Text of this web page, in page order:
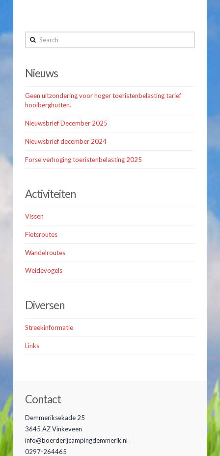
Search
Nieuws
Geen uitzondering voor hoger toeristenbelasting tarief
hooiberghutten.
Nieuwsbrief December 2025
Nieuwsbrief december 2024
Forse verhoging toeristenbelasting 2025
Activiteiten
Vissen
Fietsroutes
Wandelroutes
Weidevogels
Diversen
Streekinformatie
Links
Contact
Demmeriksekade 25
3645 AZ Vinkeveen
info@boerderijcampingdemmerik.nl
0297-264465